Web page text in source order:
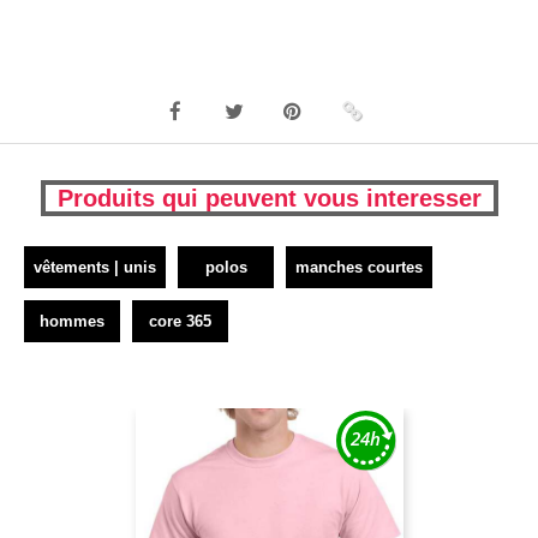
Produits qui peuvent vous interesser
vêtements | unis polos manches courtes
hommes core 365